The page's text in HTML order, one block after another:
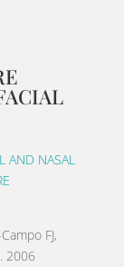
AND NASAL
FJ,
2006